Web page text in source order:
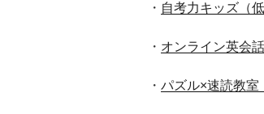
・ 自考力キッズ（
・ オンライン英会
・ パズル×速読教